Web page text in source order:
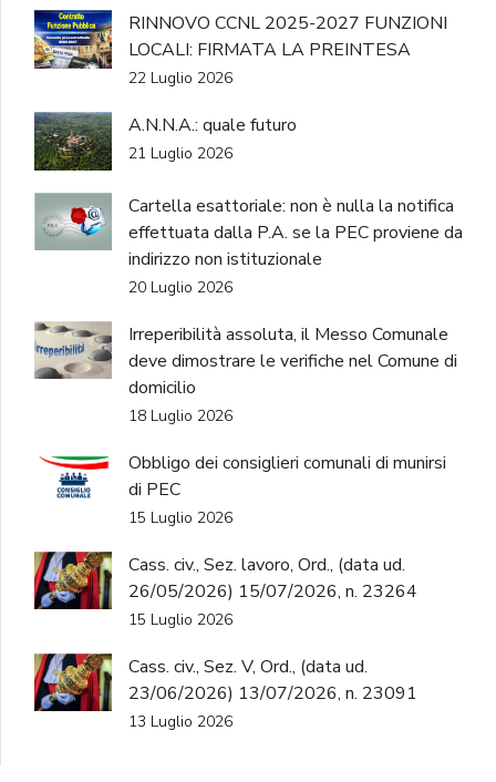
RINNOVO CCNL 2025-2027 FUNZIONI
LOCALI: FIRMATA LA PREINTESA
22 Luglio 2026
A.N.N.A.: quale futuro
21 Luglio 2026
Cartella esattoriale: non è nulla la notifica
effettuata dalla P.A. se la PEC proviene da
indirizzo non istituzionale
20 Luglio 2026
Irreperibilità assoluta, il Messo Comunale
deve dimostrare le verifiche nel Comune di
domicilio
18 Luglio 2026
Obbligo dei consiglieri comunali di munirsi
di PEC
15 Luglio 2026
Cass. civ., Sez. lavoro, Ord., (data ud.
26/05/2026) 15/07/2026, n. 23264
15 Luglio 2026
Cass. civ., Sez. V, Ord., (data ud.
23/06/2026) 13/07/2026, n. 23091
13 Luglio 2026